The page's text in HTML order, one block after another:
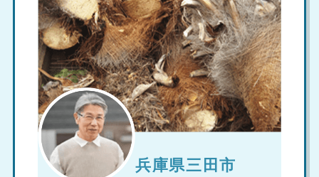
兵庫県三田市